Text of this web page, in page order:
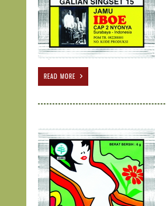
READ MORE